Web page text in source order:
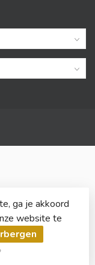
ga je akkoord
website te